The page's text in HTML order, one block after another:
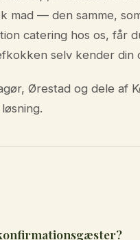
mad — den samme,
catering hos os, får
selv kender din
Ørestad og dele af